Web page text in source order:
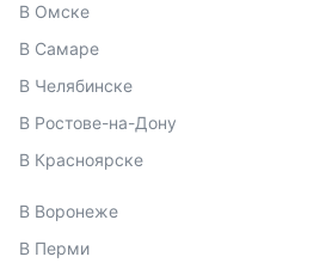
В Омске
В Самаре
В Челябинске
В Ростове-на-Дону
В Красноярске
В Воронеже
В Перми